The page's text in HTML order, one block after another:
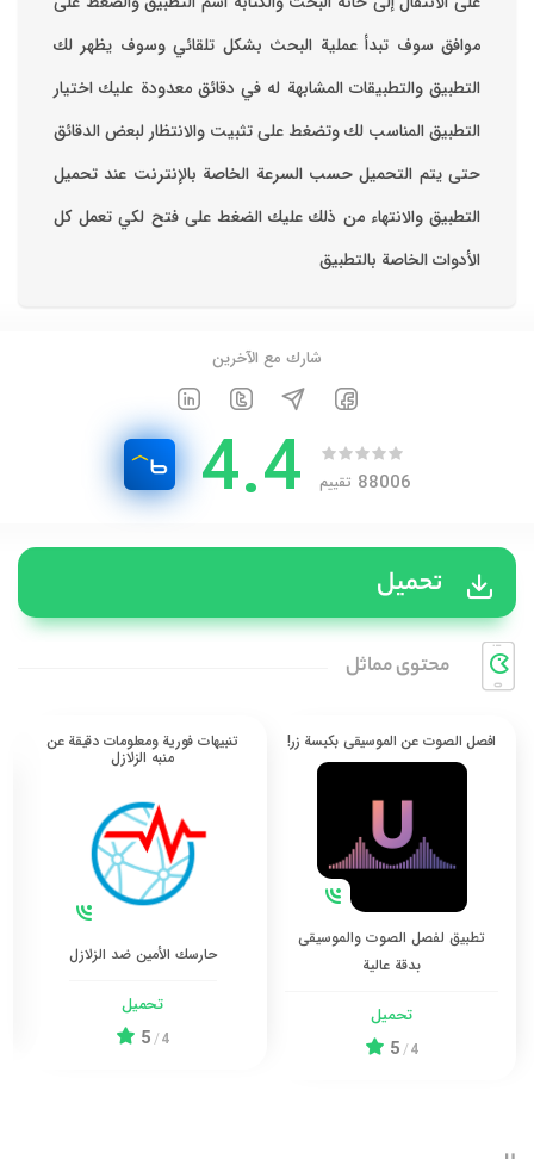
موافق ‏سوف تبدأ عملية البحث بشكل تلقائي وسوف يظهر لك
التطبيق والتطبيقات المشابهة له في دقائق معدودة ‏عليك اختيار
التطبيق المناسب لك وتضغط على تثبيت والانتظار لبعض الدقائق
حتى يتم التحميل حسب السرعة الخاصة بالإنترنت ‏عند تحميل
التطبيق والانتهاء من ذلك عليك الضغط على فتح لكي تعمل كل
الأدوات الخاصة بالتطبيق
شارك مع الآخرين
88006 تقييم 4.4
تحميل
محتوی مماثل
افصل الصوت عن الموسيقى بكبسة زر!
تطبيق لفصل الصوت والموسيقى
بدقة عالية
تحميل
4
/
5
تنبيهات فورية ومعلومات دقيقة عن
منبه الزلازل
حارسك الأمين ضد الزلازل
تحميل
4
/
5